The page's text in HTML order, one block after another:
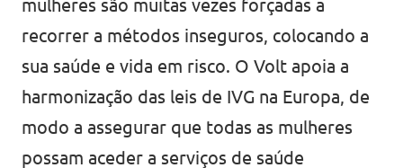
mulheres são muitas vezes forçadas a
recorrer a métodos inseguros, colocando a
sua saúde e vida em risco. O Volt apoia a
harmonização das leis de IVG na Europa, de
modo a assegurar que todas as mulheres
possam aceder a serviços de saúde